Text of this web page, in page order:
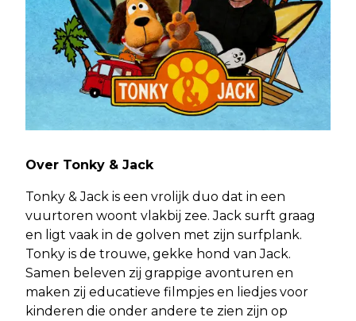
Over Tonky & Jack
Tonky & Jack is een vrolijk duo dat in een
vuurtoren woont vlakbij zee. Jack surft graag
en ligt vaak in de golven met zijn surfplank.
Tonky is de trouwe, gekke hond van Jack.
Samen beleven zij grappige avonturen en
maken zij educatieve filmpjes en liedjes voor
kinderen die onder andere te zien zijn op